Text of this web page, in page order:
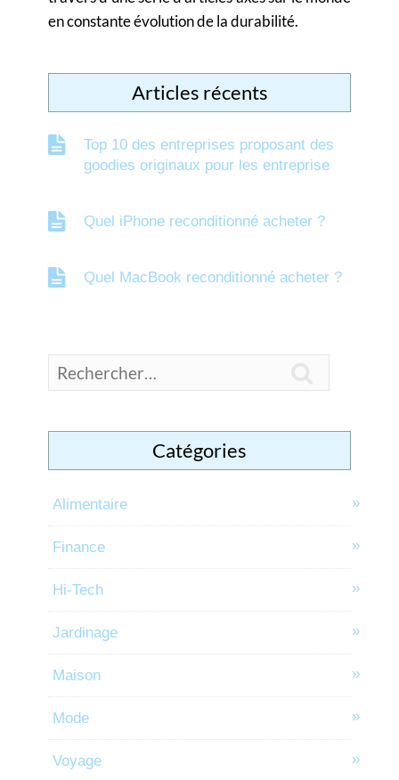
en constante évolution de la durabilité.
Articles récents
Top 10 des entreprises proposant des
goodies originaux pour les entreprise
Quel iPhone reconditionné acheter ?
Quel MacBook reconditionné acheter ?
Catégories
Alimentaire
Finance
Hi-Tech
Jardinage
Maison
Mode
Voyage